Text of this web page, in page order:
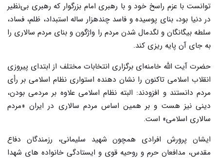
توانست با عزم راسخ خود و با رهبری امام بزرگوار که رهبری بی‌نظیر
در دنیا بود، بنای پوسیده و فاسد چندهزار ساله استبداد، ظلم، فساد،
سلطه بیگانگان و لگدمال شدن مردم را واژگون و بنای مردم سالاری را
به جای آن پایه ریزی کند.
حضرت آیت الله خامنه‌ای برگزاری انتخابات مختلف از ابتدای پیروزی
انقلاب اسلامی تاکنون را نشان دهنده استواری نظام اسلامی بر رأی
مردم دانستند و افزودند: البته نظام اسلامی علاوه بر مردمی بودن،
دینی نیز هست و بر همین اساس مردم سالاری در ایران «مردم
سالاری اسلامی» است.
ایشان پرورش افرادی همچون شهید سلیمانی، رزمندگان دفاع
مقدس، مدافعان حرم و روحیه قوی و ایستادگی خانواده های شهدا